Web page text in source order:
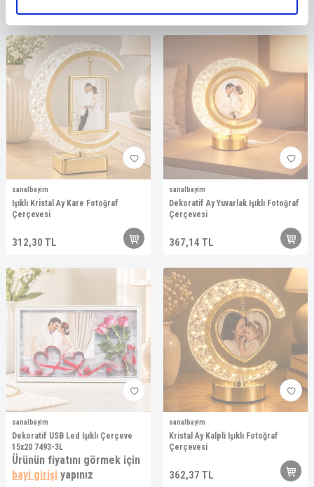
367,14
sanalbayim
Işıklı Kristal Ay Kare Fotoğraf
Çerçevesi
312,30 TL
sanalbayim
Dekoratif Ay Yuvarlak Işıklı Fotoğraf
Çerçevesi
367,14 TL
sanalbayim
Dekoratif USB Led Işıklı Çerçeve
15x20 7493-3L
Ürünün fiyatını görmek için
bayi girişi yapınız
sanalbayim
Kristal Ay Kalpli Işıklı Fotoğraf
Çerçevesi
362,37 TL